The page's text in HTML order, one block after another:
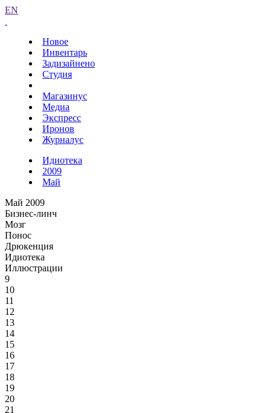
EN
Новое
Инвентарь
Задизайнено
Студия
Магазинус
Медиа
Экспресс
Иронов
Журналус
Идиотека
2009
Май
Май 2009
Бизнес-линч
Мозг
Понос
Дрюкенция
Идиотека
Иллюстрации
9
10
11
12
13
14
15
16
17
18
19
20
21